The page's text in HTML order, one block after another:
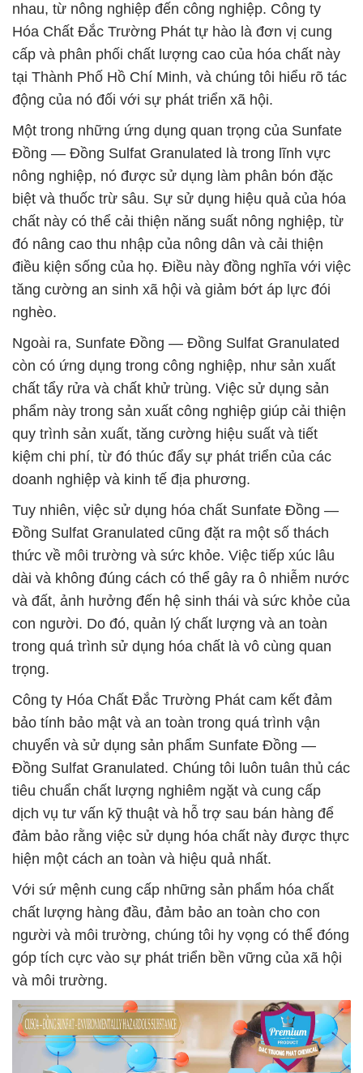
nhau, từ nông nghiệp đến công nghiệp. Công ty
Hóa Chất Đắc Trường Phát tự hào là đơn vị cung
cấp và phân phối chất lượng cao của hóa chất này
tại Thành Phố Hồ Chí Minh, và chúng tôi hiểu rõ tác
động của nó đối với sự phát triển xã hội.
Một trong những ứng dụng quan trọng của Sunfate
Đồng — Đồng Sulfat Granulated là trong lĩnh vực
nông nghiệp, nó được sử dụng làm phân bón đặc
biệt và thuốc trừ sâu. Sự sử dụng hiệu quả của hóa
chất này có thể cải thiện năng suất nông nghiệp, từ
đó nâng cao thu nhập của nông dân và cải thiện
điều kiện sống của họ. Điều này đồng nghĩa với việc
tăng cường an sinh xã hội và giảm bớt áp lực đói
nghèo.
Ngoài ra, Sunfate Đồng — Đồng Sulfat Granulated
còn có ứng dụng trong công nghiệp, như sản xuất
chất tẩy rửa và chất khử trùng. Việc sử dụng sản
phẩm này trong sản xuất công nghiệp giúp cải thiện
quy trình sản xuất, tăng cường hiệu suất và tiết
kiệm chi phí, từ đó thúc đẩy sự phát triển của các
doanh nghiệp và kinh tế địa phương.
Tuy nhiên, việc sử dụng hóa chất Sunfate Đồng —
Đồng Sulfat Granulated cũng đặt ra một số thách
thức về môi trường và sức khỏe. Việc tiếp xúc lâu
dài và không đúng cách có thể gây ra ô nhiễm nước
và đất, ảnh hưởng đến hệ sinh thái và sức khỏe của
con người. Do đó, quản lý chất lượng và an toàn
trong quá trình sử dụng hóa chất là vô cùng quan
trọng.
Công ty Hóa Chất Đắc Trường Phát cam kết đảm
bảo tính bảo mật và an toàn trong quá trình vận
chuyển và sử dụng sản phẩm Sunfate Đồng —
Đồng Sulfat Granulated. Chúng tôi luôn tuân thủ các
tiêu chuẩn chất lượng nghiêm ngặt và cung cấp
dịch vụ tư vấn kỹ thuật và hỗ trợ sau bán hàng để
đảm bảo rằng việc sử dụng hóa chất này được thực
hiện một cách an toàn và hiệu quả nhất.
Với sứ mệnh cung cấp những sản phẩm hóa chất
chất lượng hàng đầu, đảm bảo an toàn cho con
người và môi trường, chúng tôi hy vọng có thể đóng
góp tích cực vào sự phát triển bền vững của xã hội
và môi trường.